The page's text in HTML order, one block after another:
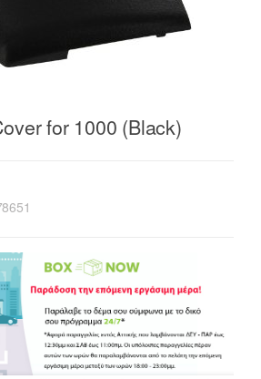
for 1000 (Black)